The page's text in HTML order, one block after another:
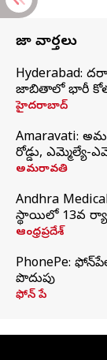
తాజా వార్తలు
Hyderabad:
జాబితాలో భారీ
హైదరాబాద్
Amaravati:
రోడ్డు, ఎమ్మెల్యే-
అమరావతి
Andhra
స్థాయిలో 13వ
ఆంధ్రప్రదేశ్
PhonePe:
పొదుపు
ఫోన్‌ పే